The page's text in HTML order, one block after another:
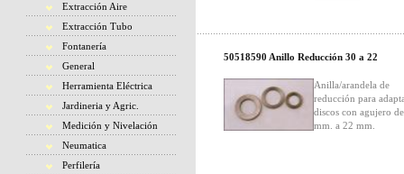
Extracción Aire
Extracción Tubo
Fontanería
General
Herramienta Eléctrica
Jardineria y Agric.
Medición y Nivelación
Neumatica
Perfilería
50518590 Anillo Reducción 30 a 22
Anilla/arandela de
reducción para
discos con agujero
mm. a 22 mm.